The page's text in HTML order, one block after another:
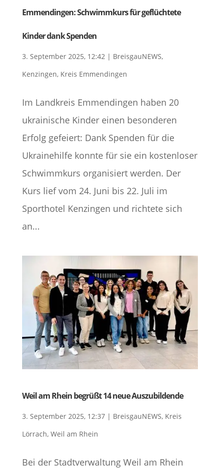
Emmendingen: Schwimmkurs für geflüchtete
Kinder dank Spenden
3. September 2025, 12:42| BreisgauNEWS,
Kenzingen, Kreis Emmendingen
Im Landkreis Emmendingen haben 20
ukrainische Kinder einen besonderen
Erfolg gefeiert: Dank Spenden für die
Ukrainehilfe konnte für sie ein kostenloser
Schwimmkurs organisiert werden. Der
Kurs lief vom 24. Juni bis 22. Juli im
Sporthotel Kenzingen und richtete sich
an...
Weil am Rhein begrüßt 14 neue Auszubildende
3. September 2025, 12:37| BreisgauNEWS, Kreis
Lörrach, Weil am Rhein
Bei der Stadtverwaltung Weil am Rhein